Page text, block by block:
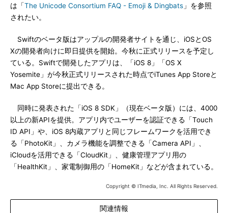
は「The Unicode Consortium FAQ - Emoji & Dingbats 」を参照
されたい。
Swiftのベータ版はアップルの開発者サイトを通じ、iOSとOS
Xの開発者向けに即日提供を開始。今秋に正式リリースを予定し
ている。Swiftで開発したアプリは、「iOS 8」「OS X
Yosemite」が今秋正式リリースされた時点でiTunes App Storeと
Mac App Storeに提出できる。
同時に発表された「iOS 8 SDK」（現在ベータ版）には、4000
以上の新APIを提供。アプリ内でユーザーを認証できる「Touch
ID API」や、iOS 8内蔵アプリと同じフレームワークを活用でき
る「PhotoKit」、カメラ機能を調整できる「Camera API」、
iCloudを活用できる「CloudKit」、健康管理アプリ用の
「HealthKit」、家電制御用の「HomeKit」などが含まれている。
Copyright © ITmedia, Inc. All Rights Reserved.
関連情報